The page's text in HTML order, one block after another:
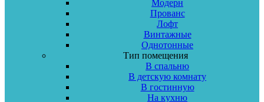
Модерн
Прованс
Лофт
Винтажные
Однотонные
Тип помещения
В спальню
В детскую комнату
В гостинную
На кухню